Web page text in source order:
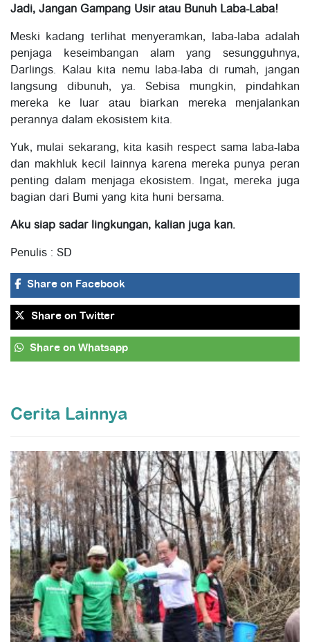
Jadi, Jangan Gampang Usir atau Bunuh Laba-Laba!
Meski kadang terlihat menyeramkan, laba-laba adalah
penjaga keseimbangan alam yang sesungguhnya,
Darlings. Kalau kita nemu laba-laba di rumah, jangan
langsung dibunuh, ya. Sebisa mungkin, pindahkan
mereka ke luar atau biarkan mereka menjalankan
perannya dalam ekosistem kita.
Yuk, mulai sekarang, kita kasih respect sama laba-laba
dan makhluk kecil lainnya karena mereka punya peran
penting dalam menjaga ekosistem. Ingat, mereka juga
bagian dari Bumi yang kita huni bersama.
Aku siap sadar lingkungan, kalian juga kan.
Penulis : SD
Share on Facebook
Share on Twitter
Share on Whatsapp
Cerita Lainnya